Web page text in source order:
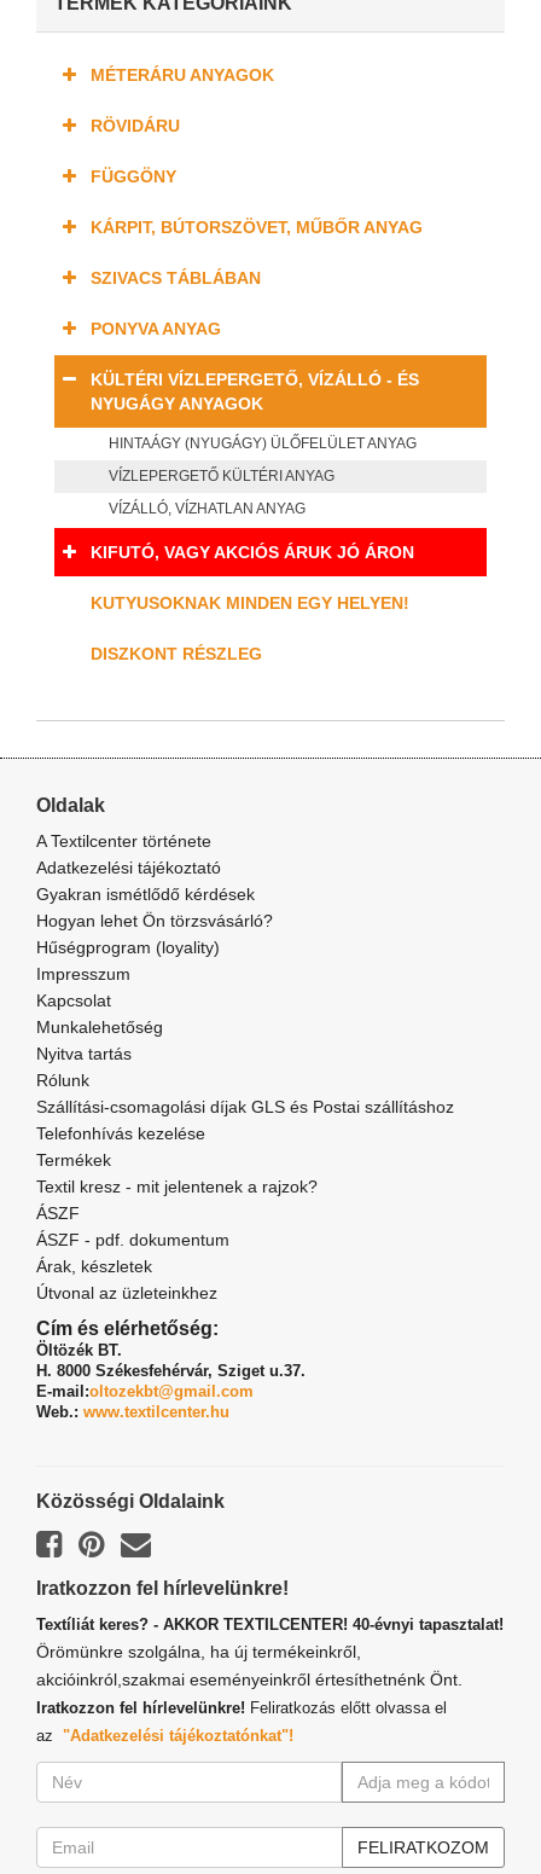
MÉTERÁRU ANYAGOK
RÖVIDÁRU
FÜGGÖNY
KÁRPIT, BÚTORSZÖVET, MŰBŐR ANYAG
SZIVACS TÁBLÁBAN
PONYVA ANYAG
KÜLTÉRI VÍZLEPERGETŐ, VÍZÁLLÓ - ÉS
NYUGÁGY ANYAGOK
HINTAÁGY (NYUGÁGY) ÜLŐFELÜLET ANYAG
VÍZLEPERGETŐ KÜLTÉRI ANYAG
VÍZÁLLÓ, VÍZHATLAN ANYAG
KIFUTÓ, VAGY AKCIÓS ÁRUK JÓ ÁRON
KUTYUSOKNAK MINDEN EGY HELYEN!
DISZKONT RÉSZLEG
Oldalak
A Textilcenter története
Adatkezelési tájékoztató
Gyakran ismétlődő kérdések
Hogyan lehet Ön törzsvásárló?
Hűségprogram (loyality)
Impresszum
Kapcsolat
Munkalehetőség
Nyitva tartás
Rólunk
Szállítási-csomagolási díjak GLS és Postai szállításhoz
Telefonhívás kezelése
Termékek
Textil kresz - mit jelentenek a rajzok?
ÁSZF
ÁSZF - pdf. dokumentum
Árak, készletek
Útvonal az üzleteinkhez
Cím és elérhetőség:
Öltözék BT.
H. 8000 Székesfehérvár, Sziget u.37.
E-mail:oltozekbt@gmail.com
Web.: www.textilcenter.hu
Közösségi Oldalaink
Iratkozzon fel hírlevelünkre!
Textíliát keres? - AKKOR TEXTILCENTER! 40-évnyi tapasztalat!
Örömünkre szolgálna, ha új termékeinkről,
akcióinkról,szakmai eseményeinkről értesíthetnénk Önt.
Iratkozzon fel hírlevelünkre! Feliratkozás előtt olvassa el
az "Adatkezelési tájékoztatónkat"!